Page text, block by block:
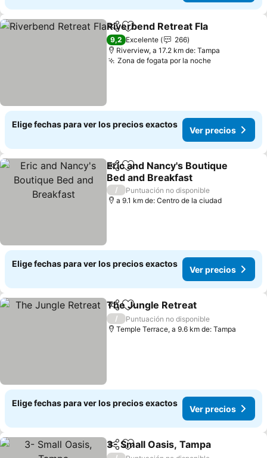
CompartirAgregar a favoritos
Riverbend Retreat Fla
9,2 Excelente
266
Riverview, a 17.2 km de: Tampa
Zona de fogata por la noche
Elige fechas para ver los precios exactos
Ver precios
CompartirAgregar a favoritos
Eric and Nancy's Boutique
Bed and Breakfast
/
Puntuación no disponible
a 9.1 km de: Centro de la ciudad
Elige fechas para ver los precios exactos
Ver precios
Compartir
Agregar a favoritos
The Jungle Retreat
/
Puntuación no disponible
Temple Terrace, a 9.6 km de: Tampa
Elige fechas para ver los precios exactos
Ver precios
CompartirAgregar a favoritos
3- Small Oasis, Tampa